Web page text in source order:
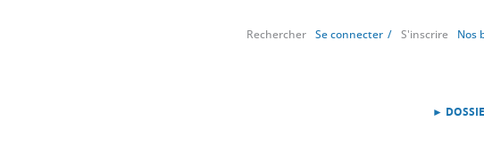
Rechercher Se connecter S'inscrire Nos
►